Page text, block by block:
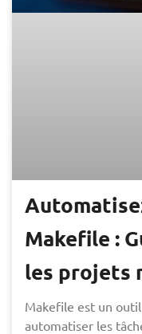
Makefile :
les projets
Makefile est un
automatiser les